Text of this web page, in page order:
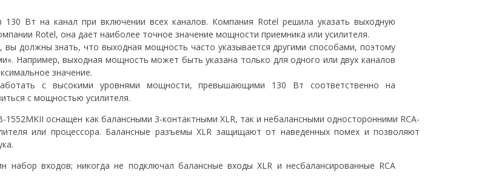
Вт на канал при включении всех каналов. Компания Rotel решила указать выходную
Rotel, она дает наиболее точное значение мощности приемника или усилителя.
вы должны знать, что выходная мощность часто указывается другими способами, поэтому
Например, выходная мощность может быть указана только для одного или двух каналов
значение.
с высокими уровнями мощности, превышающими 130 Вт соответственно на
с мощностью усилителя.
1552MKII оснащен как балансными 3-контактными XLR, так и небалансными односторонними RCA-
или процессора. Балансные разъемы XLR защищают от наведенных помех и позволяют
входов; никогда не подключал балансные входы XLR и несбалансированные RCA